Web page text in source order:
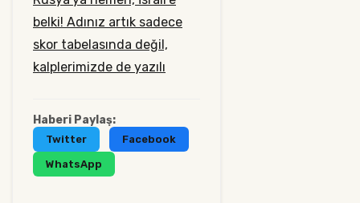
belki! Adınız artık sadece
skor tabelasında değil,
kalplerimizde de yazılı
Haberi Paylaş:
Twitter Facebook
WhatsApp